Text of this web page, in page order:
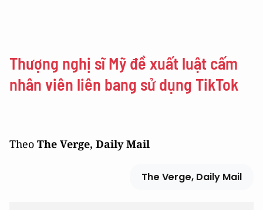
Thượng nghị sĩ Mỹ đề xuất luật cấm
nhân viên liên bang sử dụng TikTok
Theo The Verge, Daily Mail
The Verge, Daily Mail